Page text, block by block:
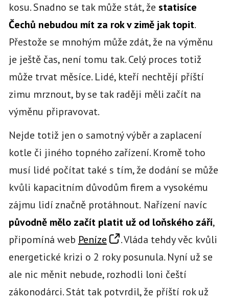
kosu. Snadno se tak může stát, že statisíce
Čechů nebudou mít za rok v zimě jak topit.
Přestože se mnohým může zdát, že na výměnu
je ještě čas, není tomu tak. Celý proces totiž
může trvat měsíce. Lidé, kteří nechtějí příští
zimu mrznout, by se tak raději měli začít na
výměnu připravovat.
Nejde totiž jen o samotný výběr a zaplacení
kotle či jiného topného zařízení. Kromě toho
musí lidé počítat také s tím, že dodání se může
kvůli kapacitním důvodům firem a vysokému
zájmu lidí značně protáhnout. Nařízení navíc
původně mělo začít platit už od loňského září,
připomíná web Peníze
. Vláda tehdy věc kvůli
energetické krizi o 2 roky posunula. Nyní už se
ale nic měnit nebude, rozhodli loni čeští
zákonodárci. Stát tak potvrdil, že příští rok už